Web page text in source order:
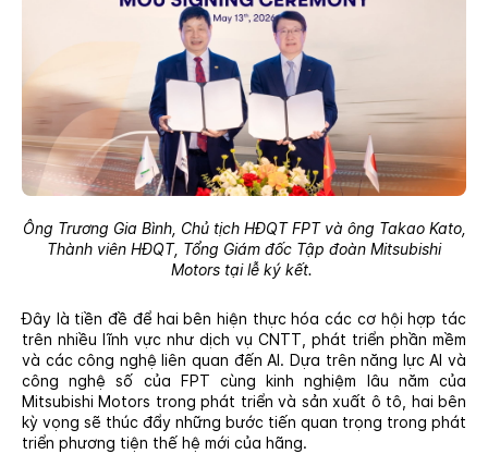
Ông Trương Gia Bình, Chủ tịch HĐQT FPT và ông Takao Kato,
Thành viên HĐQT, Tổng Giám đốc Tập đoàn Mitsubishi
Motors tại lễ ký kết.
Đây là tiền đề để hai bên hiện thực hóa các cơ hội hợp tác
trên nhiều lĩnh vực như dịch vụ CNTT, phát triển phần mềm
và các công nghệ liên quan đến AI. Dựa trên năng lực AI và
công nghệ số của FPT cùng kinh nghiệm lâu năm của
Mitsubishi Motors trong phát triển và sản xuất ô tô, hai bên
kỳ vọng sẽ thúc đẩy những bước tiến quan trọng trong phát
triển phương tiện thế hệ mới của hãng.